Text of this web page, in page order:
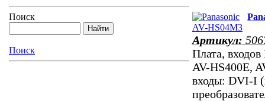
Поиск
Поиск
Артикул:
Плата,
AV-HS400E,
входы: DVI-I